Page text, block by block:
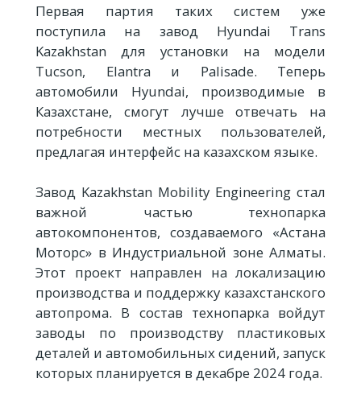
Первая партия таких систем уже
поступила на завод Hyundai Trans
Kazakhstan для установки на модели
Tucson, Elantra и Palisade. Теперь
автомобили Hyundai, производимые в
Казахстане, смогут лучше отвечать на
потребности местных пользователей,
предлагая интерфейс на казахском языке.
Завод Kazakhstan Mobility Engineering стал
важной частью технопарка
автокомпонентов, создаваемого «Астана
Моторс» в Индустриальной зоне Алматы.
Этот проект направлен на локализацию
производства и поддержку казахстанского
автопрома. В состав технопарка войдут
заводы по производству пластиковых
деталей и автомобильных сидений, запуск
которых планируется в декабре 2024 года.